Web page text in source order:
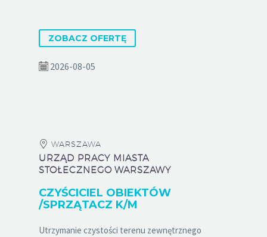
ZOBACZ OFERTĘ
2026-08-05
WARSZAWA
URZĄD PRACY MIASTA
STOŁECZNEGO WARSZAWY
CZYŚCICIEL OBIEKTÓW
/SPRZĄTACZ K/M
Utrzymanie czystości terenu zewnętrznego